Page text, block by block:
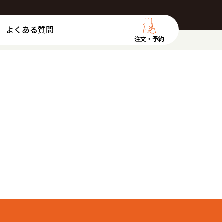
注文・予約
よくある質問